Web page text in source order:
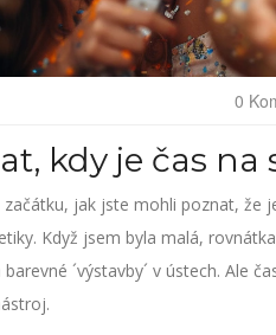
0
kdy je čas
jak jste mohli poznat, že
Když jsem byla malá,
´výstavby´ v ústech. Ale